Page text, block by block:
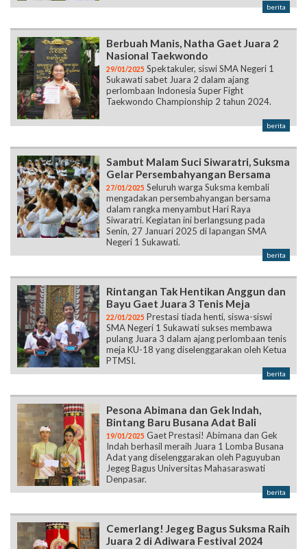
berita
Berbuah Manis, Natha Gaet Juara 2
Nasional Taekwondo
29/01/2025 Spektakuler, siswi SMA Negeri 1
Sukawati sabet Juara 2 dalam ajang
perlombaan Indonesia Super Fight
Taekwondo Championship 2 tahun 2024.
berita
Sambut Malam Suci Siwaratri, Suksma
Gelar Persembahyangan Bersama
27/01/2025 Seluruh warga Suksma kembali
mengadakan persembahyangan bersama
dalam rangka menyambut Hari Raya
Siwaratri. Kegiatan ini berlangsung pada
Senin, 27 Januari 2025 di lapangan SMA
Negeri 1 Sukawati.
berita
Rintangan Tak Hentikan Anggun dan
Bayu Gaet Juara 3 Tenis Meja
22/01/2025 Prestasi tiada henti, siswa-siswi
SMA Negeri 1 Sukawati sukses membawa
pulang Juara 3 dalam ajang perlombaan tenis
meja KU-18 yang diselenggarakan oleh Ketua
PTMSI.
berita
Pesona Abimana dan Gek Indah,
Bintang Baru Busana Adat Bali
19/01/2025 Gaet Prestasi! Abimana dan Gek
Indah berhasil meraih Juara 1 Lomba Busana
Adat yang diselenggarakan oleh Paguyuban
Jegeg Bagus Universitas Mahasaraswati
Denpasar.
berita
Cemerlang! Jegeg Bagus Suksma Raih
Juara 2 di Adiwara Festival 2024